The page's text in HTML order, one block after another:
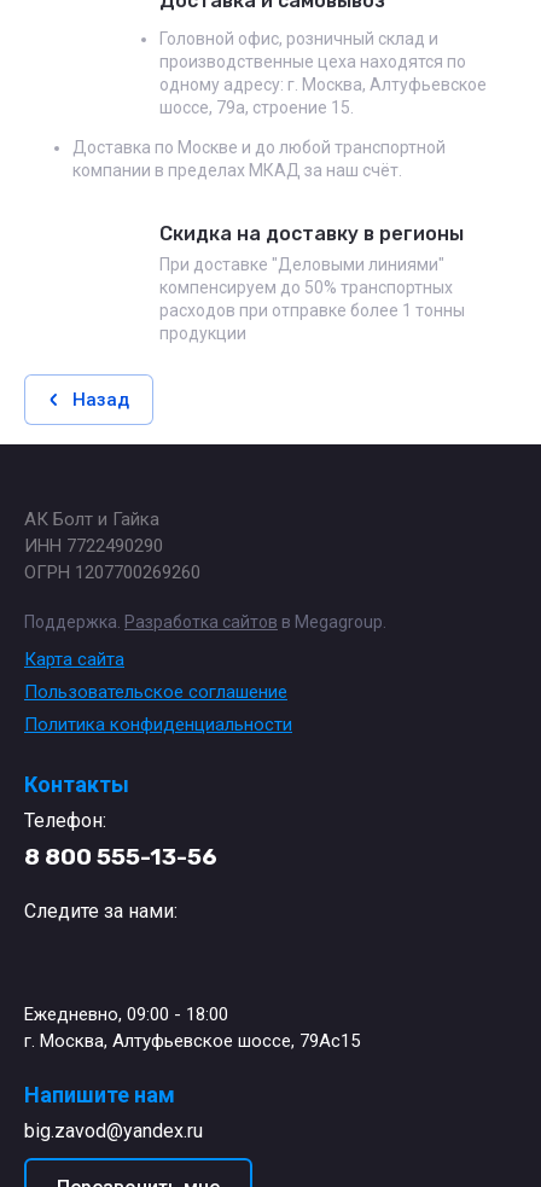
Головной офис, розничный склад и
производственные цеха находятся по
одному адресу: г. Москва, Алтуфьевское
шоссе, 79а, строение 15.
Доставка по Москве и до любой транспортной
компании в пределах МКАД за наш счёт.
Скидка на доставку в регионы
При доставке "Деловыми линиями"
компенсируем до 50% транспортных
расходов при отправке более 1 тонны
продукции
Назад
АК Болт и Гайка
ИНН 7722490290
ОГРН 1207700269260
Поддержка. Разработка сайтов в Megagroup.
Карта сайта
Пользовательское соглашение
Политика конфиденциальности
Контакты
Телефон:
8 800 555-13-56
Следите за нами:
Ежедневно, 09:00 - 18:00
г. Москва, Алтуфьевское шоссе, 79Ас15
Напишите нам
big.zavod@yandex.ru